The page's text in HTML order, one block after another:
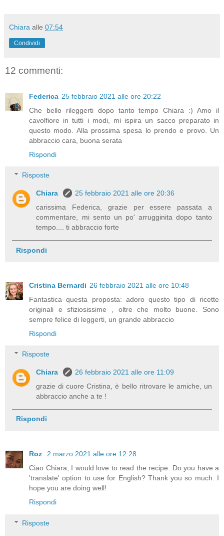
Chiara alle 07:54
Condividi
12 commenti:
Federica 25 febbraio 2021 alle ore 20:22
Che bello rileggerti dopo tanto tempo Chiara :) Amo il
cavolfiore in tutti i modi, mi ispira un sacco preparato in
questo modo. Alla prossima spesa lo prendo e provo. Un
abbraccio cara, buona serata
Rispondi
Risposte
Chiara
25 febbraio 2021 alle ore 20:36
carissima Federica, grazie per essere passata a
commentare, mi sento un po' arrugginita dopo tanto
tempo.... ti abbraccio forte
Rispondi
Cristina Bernardi 26 febbraio 2021 alle ore 10:48
Fantastica questa proposta: adoro questo tipo di ricette
originali e sfiziosissime , oltre che molto buone. Sono
sempre felice di leggerti, un grande abbraccio
Rispondi
Risposte
Chiara
26 febbraio 2021 alle ore 11:09
grazie di cuore Cristina, è bello ritrovare le amiche, un
abbraccio anche a te !
Rispondi
Roz
2 marzo 2021 alle ore 12:28
Ciao Chiara, I would love to read the recipe. Do you have a
'translate' option to use for English? Thank you so much. I
hope you are doing well!
Rispondi
Risposte